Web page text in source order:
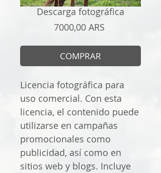
Descarga fotográfica
7000,00 ARS
COMPRAR
Licencia fotográfica para
uso comercial. Con esta
licencia, el contenido puede
utilizarse en campañas
promocionales como
publicidad, así como en
sitios web y blogs. Incluye